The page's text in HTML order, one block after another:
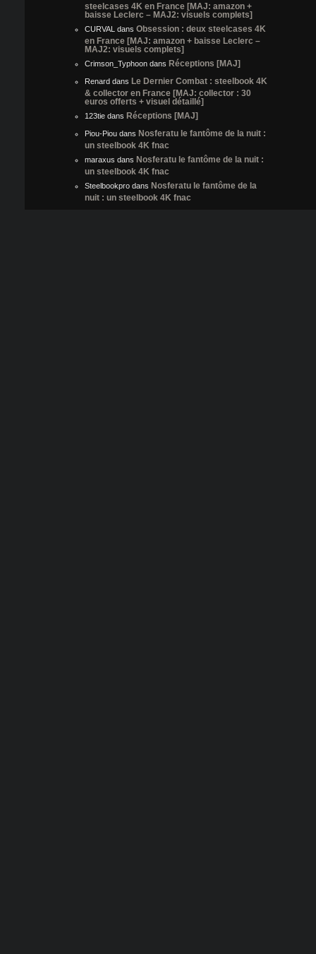
steelcases 4K en France [MAJ: amazon +
baisse Leclerc – MAJ2: visuels complets]
CURVAL dans Obsession : deux steelcases 4K
en France [MAJ: amazon + baisse Leclerc –
MAJ2: visuels complets]
Crimson_Typhoon dans Réceptions [MAJ]
Renard dans Le Dernier Combat : steelbook 4K
& collector en France [MAJ: collector : 30
euros offerts + visuel détaillé]
123tie dans Réceptions [MAJ]
Piou-Piou dans Nosferatu le fantôme de la nuit :
un steelbook 4K fnac
maraxus dans Nosferatu le fantôme de la nuit :
un steelbook 4K fnac
Steelbookpro dans Nosferatu le fantôme de la
nuit : un steelbook 4K fnac